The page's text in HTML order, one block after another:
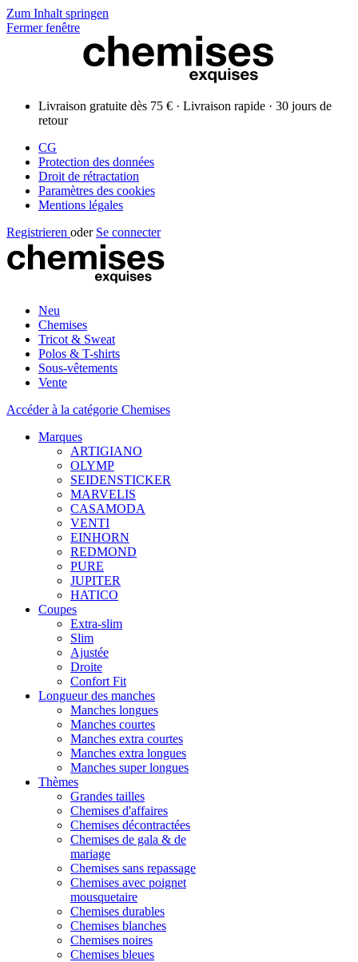
Zum Inhalt springen
Fermer fenêtre
Livraison gratuite dès 75 € · Livraison rapide · 30 jours de
retour
CG
Protection des données
Droit de rétractation
Paramètres des cookies
Mentions légales
Registrieren oder Se connecter
Neu
Chemises
Tricot & Sweat
Polos & T-shirts
Sous-vêtements
Vente
Accéder à la catégorie Chemises
Marques
ARTIGIANO
OLYMP
SEIDENSTICKER
MARVELIS
CASAMODA
VENTI
EINHORN
REDMOND
PURE
JUPITER
HATICO
Coupes
Extra-slim
Slim
Ajustée
Droite
Confort Fit
Longueur des manches
Manches longues
Manches courtes
Manches extra courtes
Manches extra longues
Manches super longues
Thèmes
Grandes tailles
Chemises d'affaires
Chemises décontractées
Chemises de gala & de
mariage
Chemises sans repassage
Chemises avec poignet
mousquetaire
Chemises durables
Chemises blanches
Chemises noires
Chemises bleues